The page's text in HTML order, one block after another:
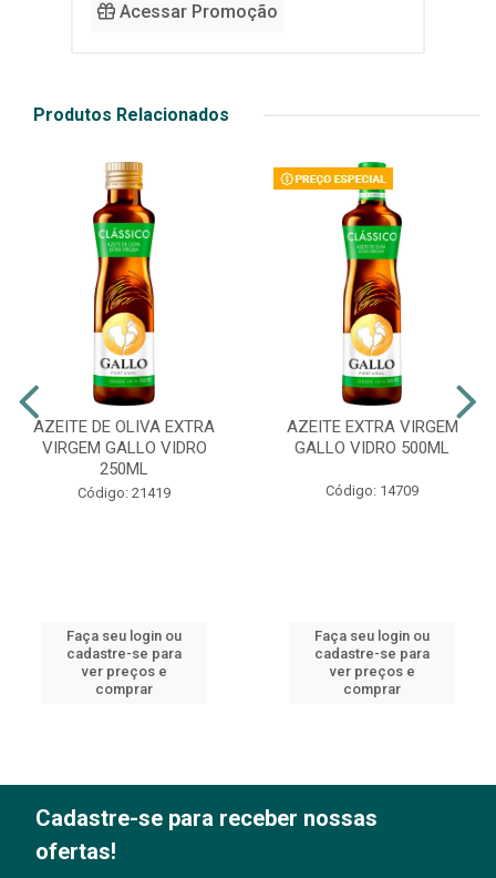
Acessar Promoção
Produtos Relacionados
AZEITE DE OLIVA EXTRA
VIRGEM GALLO VIDRO
250ML
Código: 21419
Faça seu login ou
cadastre-se para
ver preços e
comprar
AZEITE EXTRA VIRGEM
GALLO VIDRO 500ML
Código: 14709
Faça seu login ou
cadastre-se para
ver preços e
comprar
Cadastre-se para receber nossas
ofertas!